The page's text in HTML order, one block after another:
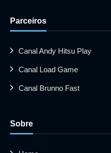
Parceiros
Canal Andy Hitsu Play
Canal Load Game
Canal Brunno Fast
Sobre